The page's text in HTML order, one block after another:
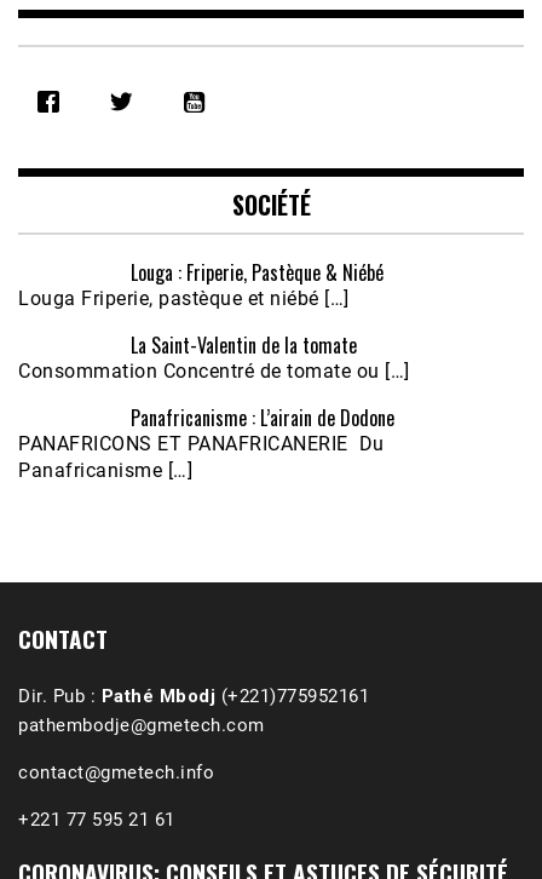
RSS FEED
EMBED
Feb 16, 2021 • 28:08
Écoutez le parcours de Claudiane Kapia
Nobana (Podologue)
Feb 24, 2021 • 28mn
SOCIÉTÉ
Louga : Friperie, Pastèque & Niébé
Louga Friperie, pastèque et niébé […]
La Saint-Valentin de la tomate
Consommation Concentré de tomate ou […]
Panafricanisme : L’airain de Dodone
PANAFRICONS ET PANAFRICANERIE Du
Panafricanisme […]
CONTACT
Dir. Pub : Pathé Mbodj (+221)775952161
pathembodje@gmetech.com
contact@gmetech.info
+221 77 595 21 61
CORONAVIRUS: CONSEILS ET ASTUCES DE SÉCURITÉ